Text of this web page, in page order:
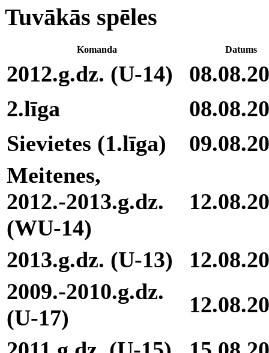
Tuvākās spēles
Komanda Datums
2012.g.dz. (U-14)
2.līga
Sievietes (1.līga)
Meitenes,
2012.-2013.g.dz.
(WU-14)
2013.g.dz. (U-13)
2009.-2010.g.dz.
(U-17)